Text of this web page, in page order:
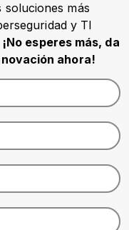
más
y TI
¡No esperes más, da
ahora!